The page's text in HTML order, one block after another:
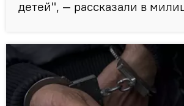
детей", — рассказали в